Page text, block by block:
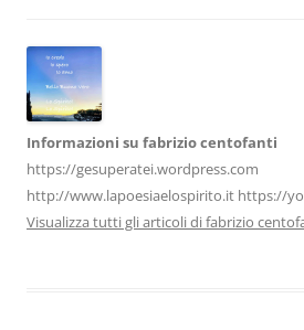
k
Informazioni su fabrizio centofanti
https://gesuperatei.wordpress.com
http://www.lapoesiaelospirito.it https://
Visualizza tutti gli articoli di fabrizio